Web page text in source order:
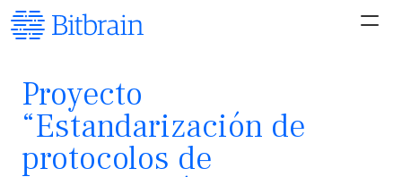
Proyecto
“Estandarización de
protocolos de